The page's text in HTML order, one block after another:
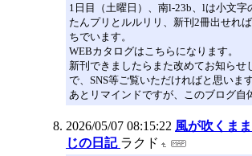
1日目（土曜日）、南l-23b、lは小文字
たんプリとルルリリ、新刊2冊出せれ
ちでいます。
WEBカタログはこちらになります。
新刊できましたらまた改めてお知らせ
で、SNS等ご覧いただければと思います
あとリマインドですが、このブログ自
2026/05/07 08:15:22 風が吹くま
じの日記 ラクド